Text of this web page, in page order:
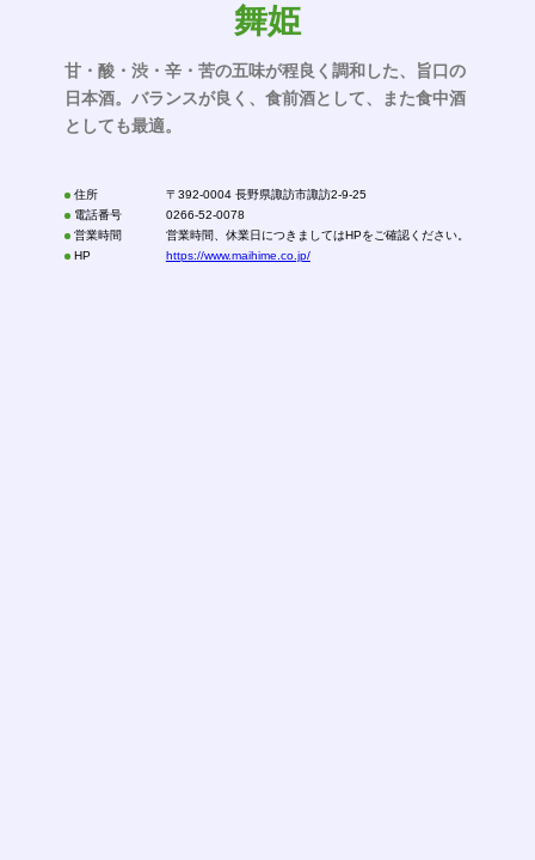
舞姫
甘・酸・渋・辛・苦の五味が程良く調和した、旨口の
日本酒。バランスが良く、食前酒として、また食中酒
としても最適。
住所
〒392-0004 長野県諏訪市諏訪2-9-25
電話番号
0266-52-0078
営業時間
営業時間、休業日につきましてはHPをご確認ください。
HP
https://www.maihime.co.jp/